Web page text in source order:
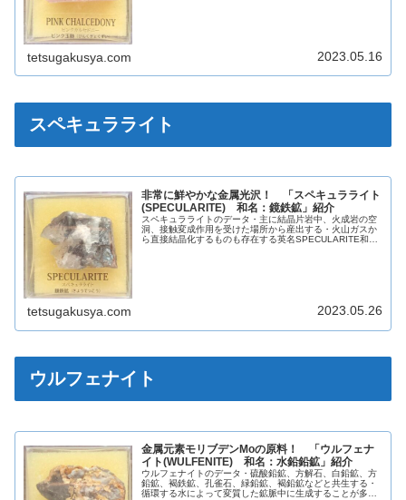
tetsugakusya.com 2023.05.16
スペキュラライト
非常に鮮やかな金属光沢！ 「スペキュラライト
(SPECULARITE) 和名：鏡鉄鉱」紹介
スペキュラライトのデータ・主に結晶片岩中、火成岩の空
洞、接触変成作用を受けた場所から産出する・火山ガスか
ら直接結晶化するものも存在する英名SPECULARITE和名
tetsugakusya.com 2023.05.26
ウルフェナイト
金属元素モリブデンMoの原料！ 「ウルフェナ
イト(WULFENITE) 和名：水鉛鉛鉱」紹介
ウルフェナイトのデータ・硫酸鉛鉱、方解石、白鉛鉱、方
鉛鉱、褐鉄鉱、孔雀石、緑鉛鉱、褐鉛鉱などと共生する・
循環する水によって変質した鉱脈中に生成することが多